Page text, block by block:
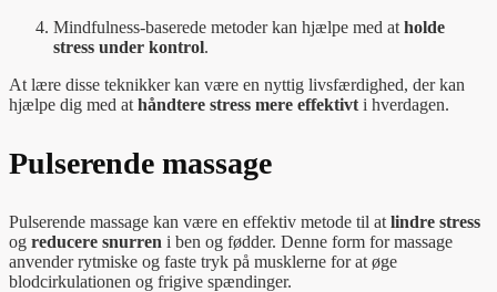
Mindfulness-baserede metoder kan hjælpe med at holde
stress under kontrol.
At lære disse teknikker kan være en nyttig livsfærdighed, der kan
hjælpe dig med at håndtere stress mere effektivt i hverdagen.
Pulserende massage
Pulserende massage kan være en effektiv metode til at lindre stress
og reducere snurren i ben og fødder. Denne form for massage
anvender rytmiske og faste tryk på musklerne for at øge
blodcirkulationen og frigive spændinger.